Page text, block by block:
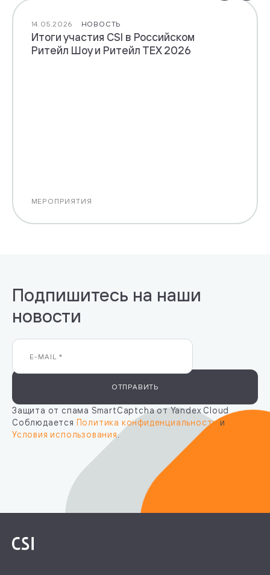
14.05.2026 НОВОСТЬ
Итоги участия CSI в Российском
Ритейл Шоу и Ритейл ТЕХ 2026
МЕРОПРИЯТИЯ
Подпишитесь на наши
новости
ОТПРАВИТЬ
Защита от спама SmartCaptcha от Yandex Cloud
Соблюдается Политика конфиденциальностии
Условия использования.